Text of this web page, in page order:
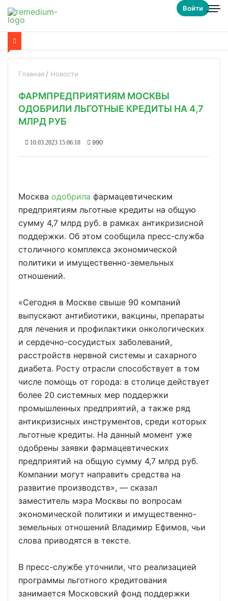
Войти
Главная Новости
ФАРМПРЕДПРИЯТИЯМ МОСКВЫ
ОДОБРИЛИ ЛЬГОТНЫЕ КРЕДИТЫ НА 4,7
МЛРД РУБ
10.03.2023 15:06:18 990
Москва одобрила фармацевтическим
предприятиям льготные кредиты на общую
сумму 4,7 млрд руб. в рамках антикризисной
поддержки. Об этом сообщила пресс-служба
столичного комплекса экономической
политики и имущественно-земельных
отношений.
«Сегодня в Москве свыше 90 компаний
выпускают антибиотики, вакцины, препараты
для лечения и профилактики онкологических
и сердечно-сосудистых заболеваний,
расстройств нервной системы и сахарного
диабета. Росту отрасли способствует в том
числе помощь от города: в столице действует
более 20 системных мер поддержки
промышленных предприятий, а также ряд
антикризисных инструментов, среди которых
льготные кредиты. На данный момент уже
одобрены заявки фармацевтических
предприятий на общую сумму 4,7 млрд руб.
Компании могут направить средства на
развитие производств», — сказал
заместитель мэра Москвы по вопросам
экономической политики и имущественно-
земельных отношений Владимир Ефимов, чьи
слова приводятся в тексте.
В пресс-службе уточнили, что реализацией
программы льготного кредитования
занимается Московский фонд поддержки